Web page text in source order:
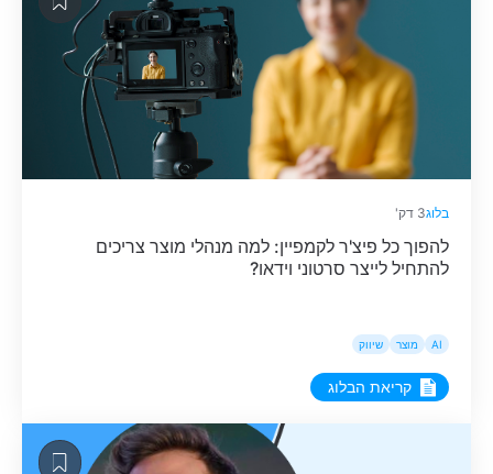
בלוג3 דק'
להפוך כל פיצ'ר לקמפיין: למה מנהלי מוצר צריכים
להתחיל לייצר סרטוני וידאו?
AI מוצר שיווק
קריאת הבלוג